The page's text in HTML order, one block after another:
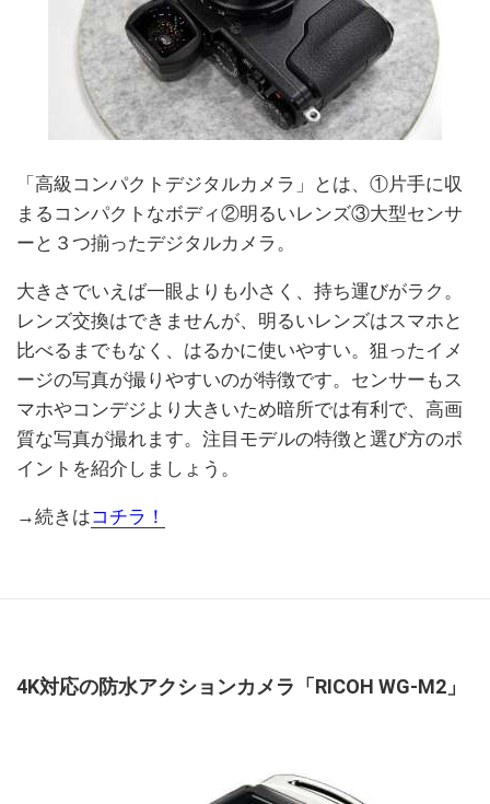
「高級コンパクトデジタルカメラ」とは、①片手に収
まるコンパクトなボディ②明るいレンズ③大型センサ
ーと３つ揃ったデジタルカメラ。
大きさでいえば一眼よりも小さく、持ち運びがラク。
レンズ交換はできませんが、明るいレンズはスマホと
比べるまでもなく、はるかに使いやすい。狙ったイメ
ージの写真が撮りやすいのが特徴です。センサーもス
マホやコンデジより大きいため暗所では有利で、高画
質な写真が撮れます。注目モデルの特徴と選び方のポ
イントを紹介しましょう。
→続きはコチラ！
4K対応の防水アクションカメラ「RICOH WG-M2」